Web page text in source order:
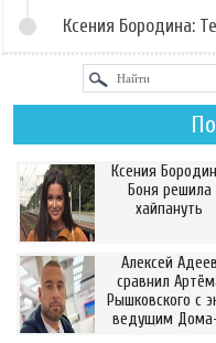
Ксения Бородина:
Ксения
Боня решила
хайпануть
Алексей Адеев
сравнил
Рышковского с
ведущим